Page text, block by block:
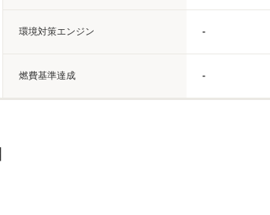
環境対策エンジン -
燃費基準達成 -